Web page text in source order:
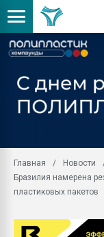
Главная
Новости
Бразилия намерена
пластиковых пакетов